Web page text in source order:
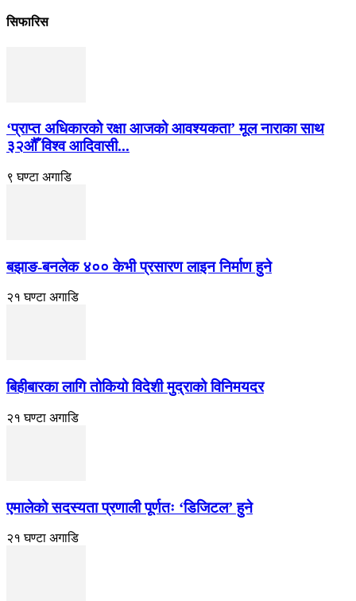
सिफारिस
‘प्राप्त अधिकारको रक्षा आजको आवश्यकता’ मूल नाराका साथ
३२औँ विश्व आदिवासी...
९ घण्टा अगाडि
बझाङ-बनलेक ४०० केभी प्रसारण लाइन निर्माण हुने
२१ घण्टा अगाडि
बिहीबारका लागि तोकियो विदेशी मुद्राको विनिमयदर
२१ घण्टा अगाडि
एमालेको सदस्यता प्रणाली पूर्णतः ‘डिजिटल’ हुने
२१ घण्टा अगाडि